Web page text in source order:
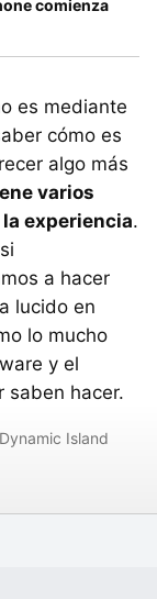
comienza
es mediante
cómo es
algo más
varios
experiencia.
a hacer
lucido en
lo mucho
y el
saben hacer.
Dynamic Island